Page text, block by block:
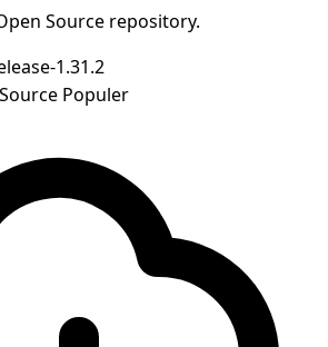
Source repository.
1.31.2
Populer